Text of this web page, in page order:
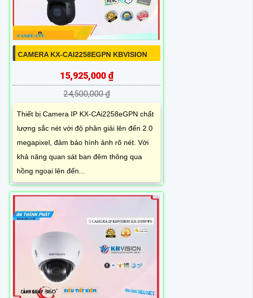
CAMERA KX-CAI2258EGPN KBVISION
15,925,000 ₫
24,500,000 ₫
Thiết bị Camera IP KX-CAi2258eGPN chất
lượng sắc nét với độ phân giải lên đến 2.0
megapixel, đảm bảo hình ảnh rõ nét. Với
khả năng quan sát ban đêm thông qua
hồng ngoại lên đến...